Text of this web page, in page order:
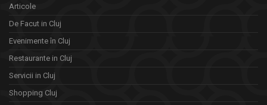
Articole
De Facut in Cluj
Evenimente în Cluj
Restaurante in Cluj
Servicii in Cluj
Shopping Cluj